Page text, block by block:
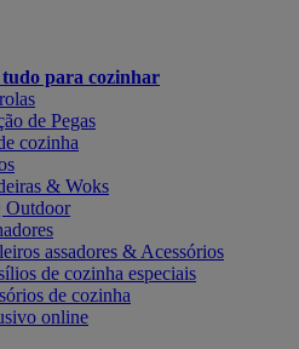
para cozinhar
de Pegas
cozinha
& Woks
assadores & Acessórios
de cozinha especiais
de cozinha
online